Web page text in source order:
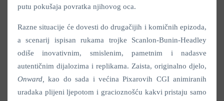
putu pokušaja povratka njihovog oca.
Razne situacije će dovesti do drugačijih i komičnih epizoda,
a scenarij ispisan rukama trojke Scanlon-Bunin-Headley
odiše inovativnim, smislenim, pametnim i nadasve
autentičnim dijalozima i replikama. Zaista, originalno djelo,
Onward,kao do sada i većina Pixarovih CGI animiranih
uradaka plijeni ljepotom i gracioznošću kakvi pristaju samo